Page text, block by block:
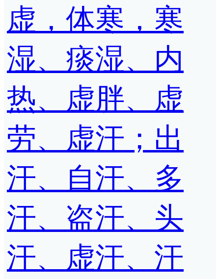
虚，体寒，寒
湿、痰湿、内
热、虚胖、虚
劳、虚汗；出
汗、自汗、多
汗、盗汗、头
汗、虚汗、汗